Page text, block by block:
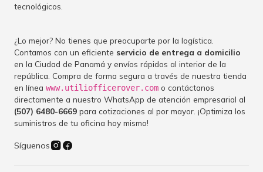
tecnológicos.
¿Lo mejor? No tienes que preocuparte por la logística.
Contamos con un eficiente servicio de entrega a domicilio
en la Ciudad de Panamá y envíos rápidos al interior de la
república. Compra de forma segura a través de nuestra tienda
en línea www.utiliofficerover.com o contáctanos
directamente a nuestro WhatsApp de atención empresarial al
(507) 6480-6669 para cotizaciones al por mayor. ¡Optimiza los
suministros de tu oficina hoy mismo!
Síguenos